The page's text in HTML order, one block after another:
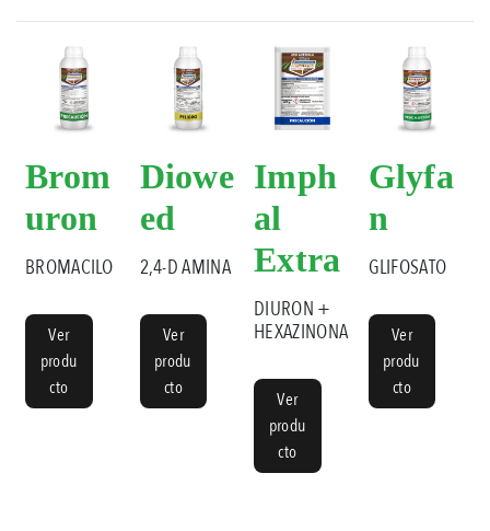
Brom
uron
BROMACILO
Ver
produ
cto
Diowe
ed
2,4-D AMINA
Ver
produ
cto
Imph
al
Extra
DIURON +
HEXAZINONA
Ver
produ
cto
Glyfa
n
GLIFOSATO
Ver
produ
cto